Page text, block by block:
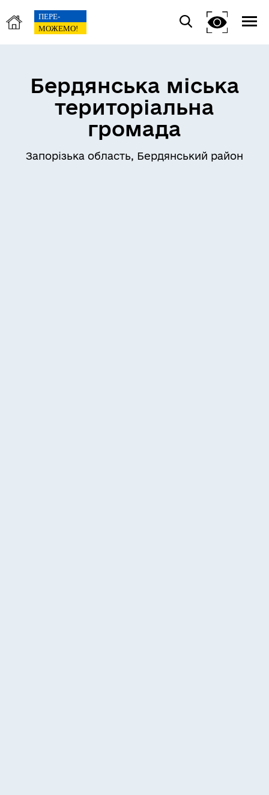
Бердянська міська
територіальна
громада
Запорізька область, Бердянський район